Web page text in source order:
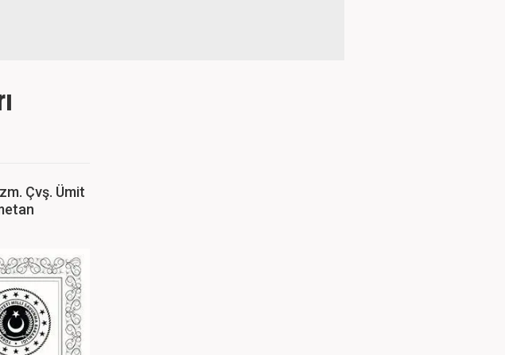
Çvş. Ümit